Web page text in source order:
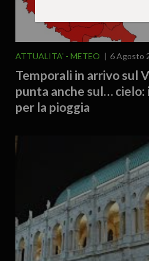
ATTUALITA' METEO 6 Agosto
Temporali in arrivo sul
punta anche sul… cielo:
per la pioggia